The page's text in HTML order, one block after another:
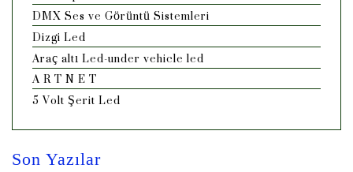
DMX Ses ve Görüntü Sistemleri
Dizgi Led
Araç altı Led-under vehicle led
A R T N E T
5 Volt Şerit Led
Son Yazılar